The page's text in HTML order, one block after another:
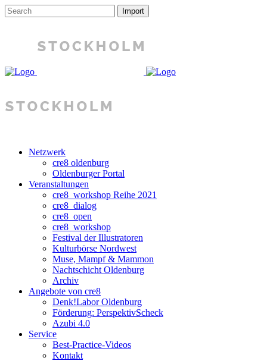
Netzwerk
cre8 oldenburg
Oldenburger Portal
Veranstaltungen
cre8_workshop Reihe 2021
cre8_dialog
cre8_open
cre8_workshop
Festival der Illustratoren
Kulturbörse Nordwest
Muse, Mampf & Mammon
Nachtschicht Oldenburg
Archiv
Angebote von cre8
Denk!Labor Oldenburg
Förderung: PerspektivScheck
Azubi 4.0
Service
Best-Practice-Videos
Kontakt